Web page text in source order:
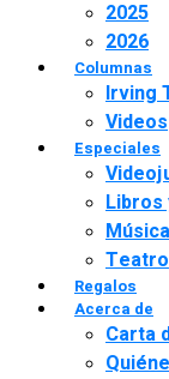
2025
2026
Columnas
Irving
Videos
Especiales
Libros
Música
Teatro
Regalos
Acerca de
Carta